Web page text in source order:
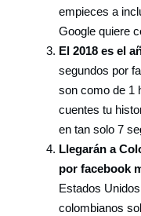
empieces a
Google quiere
El 2018 es el
segundos por
son como de 1
cuentes tu
en tan solo 7
Llegarán a
por facebook
Estados
colombianos